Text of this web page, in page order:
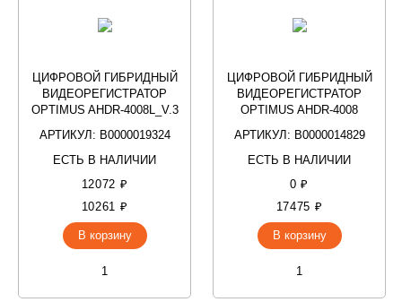
ЦИФРОВОЙ ГИБРИДНЫЙ
ВИДЕОРЕГИСТРАТОР
OPTIMUS AHDR-4008L_V.3
АРТИКУЛ: В0000019324
ЕСТЬ В НАЛИЧИИ
12072 ₽
10261 ₽
В корзину
ЦИФРОВОЙ ГИБРИДНЫЙ
ВИДЕОРЕГИСТРАТОР
OPTIMUS AHDR-4008
АРТИКУЛ: В0000014829
ЕСТЬ В НАЛИЧИИ
0 ₽
17475 ₽
В корзину